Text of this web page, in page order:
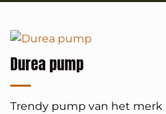
Durea pump
Trendy pump van het merk